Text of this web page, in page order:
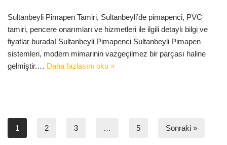
Sultanbeyli Pimapen Tamiri, Sultanbeyli’de pimapenci, PVC
tamiri, pencere onarımları ve hizmetleri ile ilgili detaylı bilgi ve
fiyatlar burada! Sultanbeyli Pimapenci Sultanbeyli Pimapen
sistemleri, modern mimarinin vazgeçilmez bir parçası haline
gelmiştir.… Daha fazlasını oku »
1 2 3 … 5 Sonraki »